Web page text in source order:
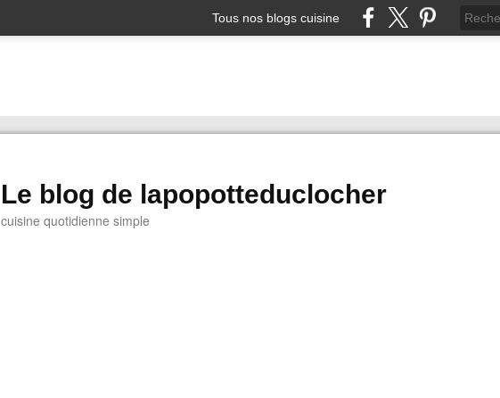
Tous nos blogs cuisine
Le blog de lapopotteduclocher
cuisine quotidienne simple